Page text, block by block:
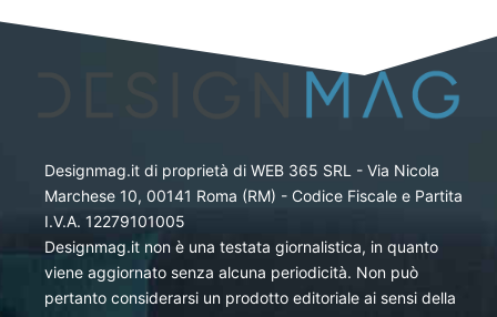
Designmag.it di proprietà di WEB 365 SRL - Via Nicola
Marchese 10, 00141 Roma (RM) - Codice Fiscale e Partita
I.V.A. 12279101005
Designmag.it non è una testata giornalistica, in quanto
viene aggiornato senza alcuna periodicità. Non può
pertanto considerarsi un prodotto editoriale ai sensi della